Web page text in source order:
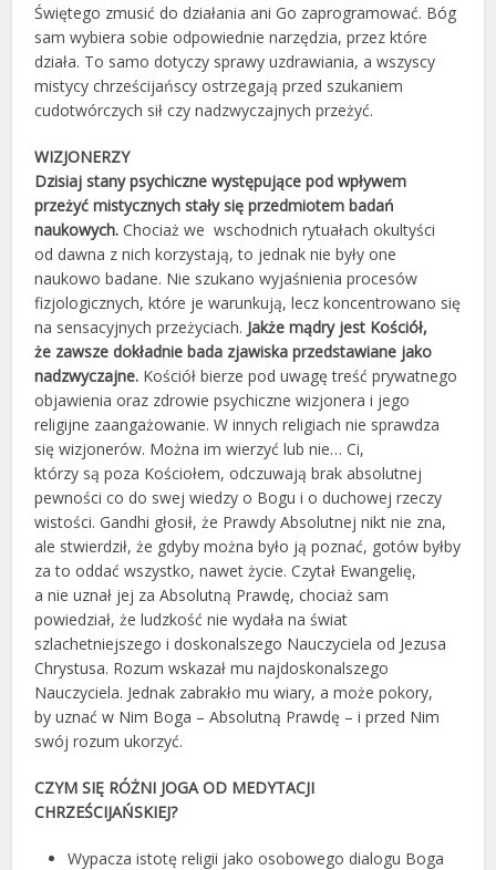
Świętego zmusić do działania ani Go zaprogramować. Bóg
sam wybiera sobie odpowiednie narzędzia, przez które
działa. To samo dotyczy sprawy uzdrawiania, a wszyscy
mistycy chrześcijańscy ostrzegają przed szukaniem
cudotwórczych sił czy nadzwyczajnych przeżyć.
WIZJONERZY
Dzisiaj stany psychiczne występujące pod wpływem
przeżyć mistycznych stały się przedmiotem badań
naukowych.Chociaż we wschodnich rytuałach okultyści
od dawna z nich korzystają, to jednak nie były one
naukowo badane. Nie szukano wyjaśnienia procesów
fizjologicznych, które je warunkują, lecz koncentrowano się
na sensacyjnych przeżyciach. Jakże mądry jest Kościół,
że zawsze dokładnie bada zjawiska przedstawiane jako
nadzwyczajne. Kościół bierze pod uwagę treść prywatnego
objawienia oraz zdrowie psychiczne wizjonera i jego
religijne zaangażowanie. W innych religiach nie sprawdza
się wizjonerów. Można im wierzyć lub nie… Ci,
którzy są poza Kościołem, odczuwają brak absolutnej
pewności co do swej wiedzy o Bogu i o duchowej rzeczy
wistości. Gandhi głosił, że Prawdy Absolutnej nikt nie zna,
ale stwierdził, że gdyby można było ją poznać, gotów byłby
za to oddać wszystko, nawet życie. Czytał Ewangelię,
a nie uznał jej za Absolutną Prawdę, chociaż sam
powiedział, że ludzkość nie wydała na świat
szlachetniejszego i doskonalszego Nauczyciela od Jezusa
Chrystusa. Rozum wskazał mu najdoskonalszego
Nauczyciela. Jednak zabrakło mu wiary, a może pokory,
by uznać w Nim Boga – Absolutną Prawdę – i przed Nim
swój rozum ukorzyć.
CZYM SIĘ RÓŻNI JOGA OD MEDYTACJI
CHRZEŚCIJAŃSKIEJ?
Wypacza istotę religii jako osobowego dialogu Boga